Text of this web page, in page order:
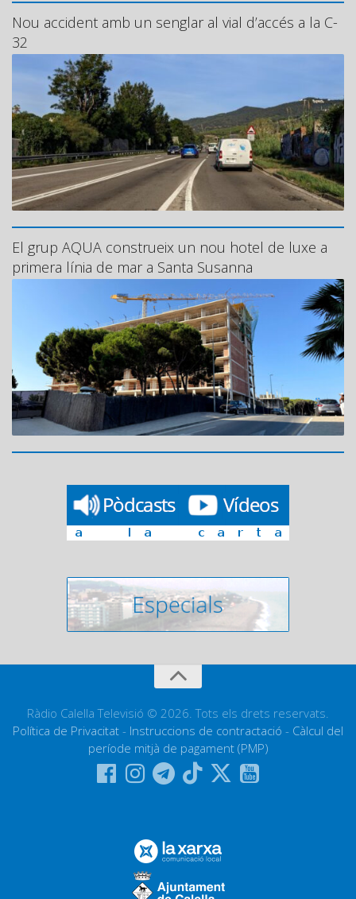
Nou accident amb un senglar al vial d’accés a la C-
32
El grup AQUA construeix un nou hotel de luxe a
primera línia de mar a Santa Susanna
Ràdio Calella Televisió © 2026. Tots els drets reservats.
Política de Privacitat - Instruccions de contractació - Càlcul del
període mitjà de pagament (PMP)